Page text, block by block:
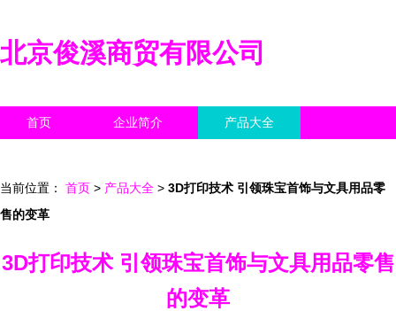
北京俊溪商贸有限公司
首页 企业简介 产品大全
当前位置： 首页 > 产品大全 > 3D打印技术 引领珠宝首饰与文具用品零
售的变革
3D打印技术 引领珠宝首饰与文具用品零售
的变革